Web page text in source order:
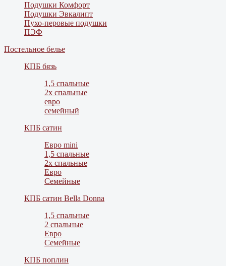
Подушки Комфорт
Подушки Эвкалипт
Пухо-перовые подушки
ПЭФ
Постельное белье
КПБ бязь
1,5 спальные
2х спальные
евро
семейный
КПБ сатин
Евро mini
1,5 спальные
2х спальные
Евро
Семейные
КПБ сатин Bella Donna
1,5 спальные
2 спальные
Евро
Семейные
КПБ поплин